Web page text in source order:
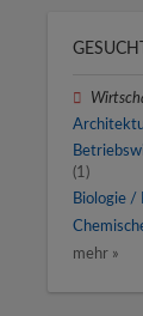
(1)
Biologie /
mehr »